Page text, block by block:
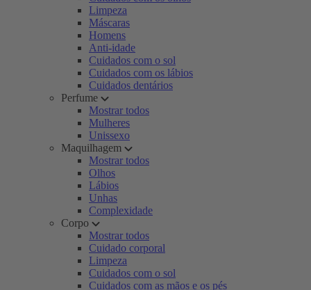
Limpeza
Máscaras
Homens
Anti-idade
Cuidados com o sol
Cuidados com os lábios
Cuidados dentários
Perfume
Mostrar todos
Mulheres
Unissexo
Maquilhagem
Mostrar todos
Olhos
Lábios
Unhas
Complexidade
Corpo
Mostrar todos
Cuidado corporal
Limpeza
Cuidados com o sol
Cuidados com as mãos e os pés